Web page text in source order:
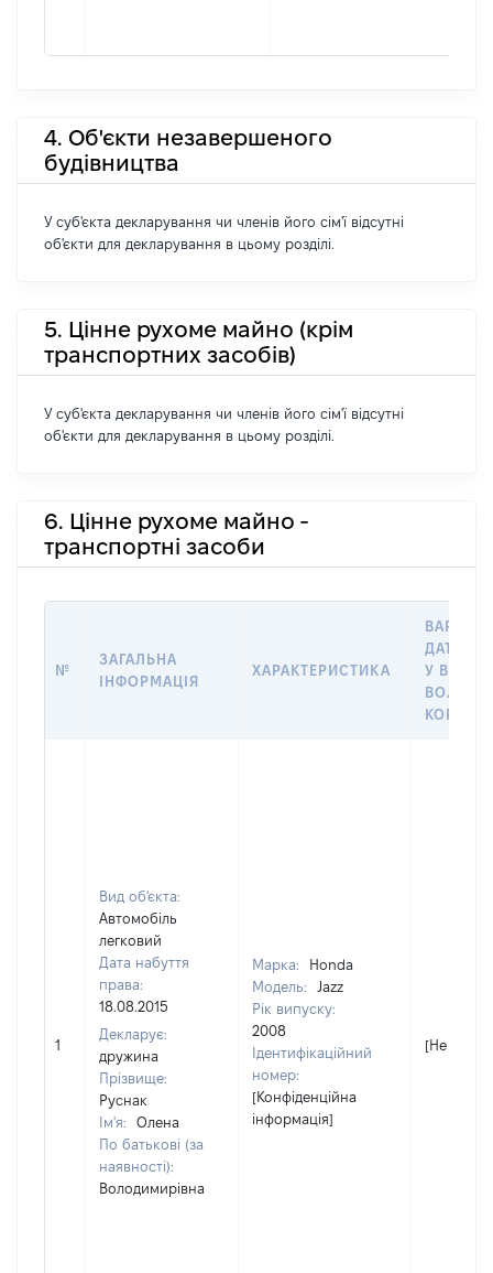
4. Об'єкти незавершеного
будівництва
У суб'єкта декларування чи членів його сім'ї відсутні
об'єкти для декларування в цьому розділі.
5. Цінне рухоме майно (крім
транспортних засобів)
У суб'єкта декларування чи членів його сім'ї відсутні
об'єкти для декларування в цьому розділі.
6. Цінне рухоме майно -
транспортні засоби
№
ЗАГАЛЬНА
ІНФОРМАЦІЯ
ХАРАКТЕРИСТИКА
ДАТУ
У
1
Вид об'єкта:
Автомобіль
легковий
Дата набуття
права:
18.08.2015
Декларує:
дружина
Прізвище:
Руснак
Ім'я:
Олена
По батькові (за
наявності):
Володимирівна
Марка:
Honda
Модель:
Jazz
Рік випуску:
2008
Ідентифікаційний
номер:
[Конфіденційна
інформація]
[Не